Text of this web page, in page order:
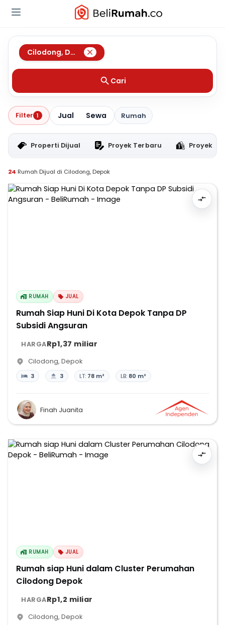
Cilodong, Depok
Cari
Filter 1 Jual Sewa Rumah
Properti Dijual Proyek Terbaru Proyek
24 Rumah Dijual di Cilodong, Depok
RUMAH JUAL
Rumah Siap Huni Di Kota Depok Tanpa DP
Subsidi Angsuran
HARGARp1,37 miliar
Cilodong, Depok
3 3 LT: 78 m² LB: 80 m²
Finah Juanita
RUMAH JUAL
Rumah siap Huni dalam Cluster Perumahan
Cilodong Depok
HARGARp1,2 miliar
Cilodong, Depok